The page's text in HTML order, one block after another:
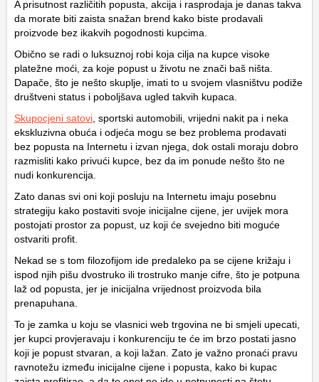
A prisutnost različitih popusta, akcija i rasprodaja je danas takva
da morate biti zaista snažan brend kako biste prodavali
proizvode bez ikakvih pogodnosti kupcima.
Obično se radi o luksuznoj robi koja cilja na kupce visoke
platežne moći, za koje popust u životu ne znači baš ništa.
Dapače, što je nešto skuplje, imati to u svojem vlasništvu podiže
društveni status i poboljšava ugled takvih kupaca.
Skupocjeni satovi , sportski automobili, vrijedni nakit pa i neka
ekskluzivna obuća i odjeća mogu se bez problema prodavati
bez popusta na Internetu i izvan njega, dok ostali moraju dobro
razmisliti kako privući kupce, bez da im ponude nešto što ne
nudi konkurencija.
Zato danas svi oni koji posluju na Internetu imaju posebnu
strategiju kako postaviti svoje inicijalne cijene, jer uvijek mora
postojati prostor za popust, uz koji će svejedno biti moguće
ostvariti profit.
Nekad se s tom filozofijom ide predaleko pa se cijene križaju i
ispod njih pišu dvostruko ili trostruko manje cifre, što je potpuna
laž od popusta, jer je inicijalna vrijednost proizvoda bila
prenapuhana.
To je zamka u koju se vlasnici web trgovina ne bi smjeli upecati,
jer kupci provjeravaju i konkurenciju te će im brzo postati jasno
koji je popust stvaran, a koji lažan. Zato je važno pronaći pravu
ravnotežu između inicijalne cijene i popusta, kako bi kupac